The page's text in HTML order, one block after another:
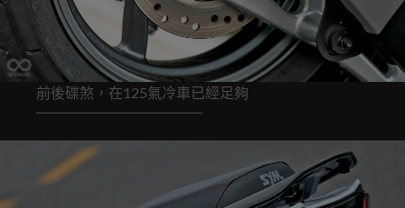
前後碟煞，在125氣冷車已經足夠